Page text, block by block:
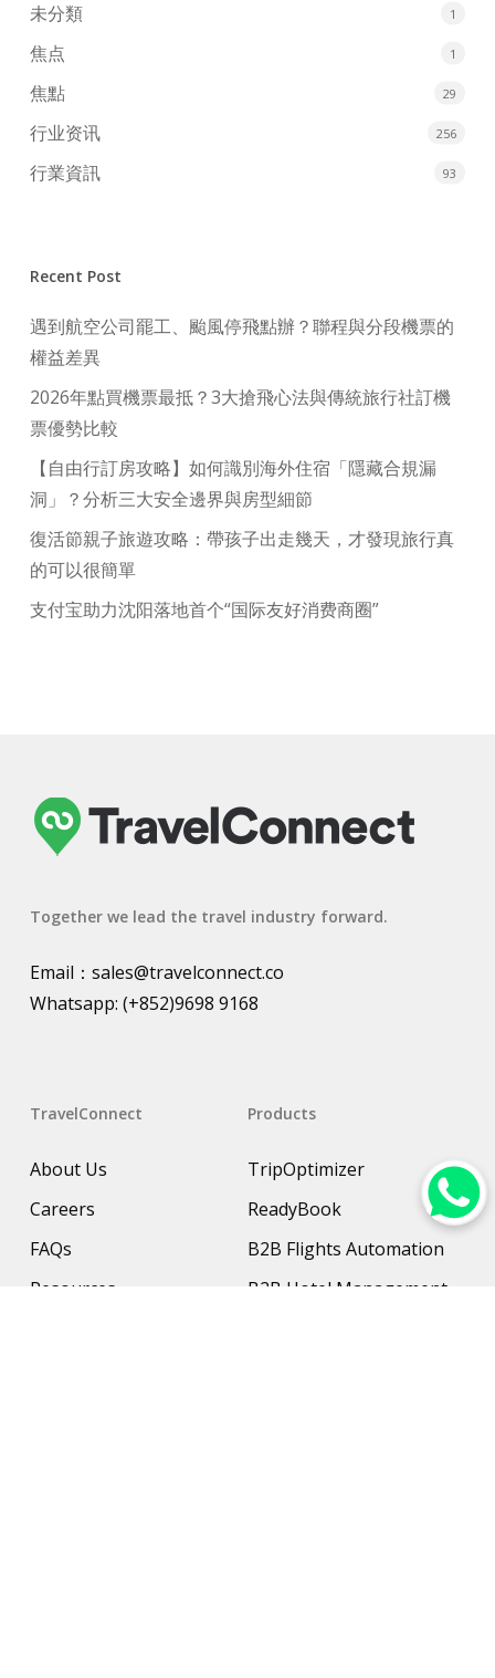
未分類 1
焦点 1
焦點 29
行业资讯 256
行業資訊 93
Recent Post
遇到航空公司罷工、颱風停飛點辦？聯程與分段機票的
權益差異
2026年點買機票最抵？3大搶飛心法與傳統旅行社訂機
票優勢比較
【自由行訂房攻略】如何識別海外住宿「隱藏合規漏
洞」？分析三大安全邊界與房型細節
復活節親子旅遊攻略：帶孩子出走幾天，才發現旅行真
的可以很簡單
支付宝助力沈阳落地首个“国际友好消费商圈”
Together we lead the travel industry forward.
Email： sales@travelconnect.co
Whatsapp: (+852)9698 9168
TravelConnect
About Us
Careers
FAQs
Resources
Products
TripOptimizer
ReadyBook
B2B Flights Automation
B2B Hotel Management